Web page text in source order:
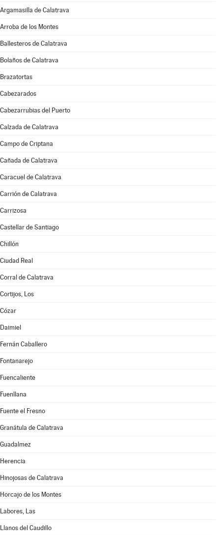
Argamasilla de Calatrava
Arroba de los Montes
Ballesteros de Calatrava
Bolaños de Calatrava
Brazatortas
Cabezarados
Cabezarrubias del Puerto
Calzada de Calatrava
Campo de Criptana
Cañada de Calatrava
Caracuel de Calatrava
Carrión de Calatrava
Carrizosa
Castellar de Santiago
Chillón
Ciudad Real
Corral de Calatrava
Cortijos, Los
Cózar
Daimiel
Fernán Caballero
Fontanarejo
Fuencaliente
Fuenllana
Fuente el Fresno
Granátula de Calatrava
Guadalmez
Herencia
Hinojosas de Calatrava
Horcajo de los Montes
Labores, Las
Llanos del Caudillo